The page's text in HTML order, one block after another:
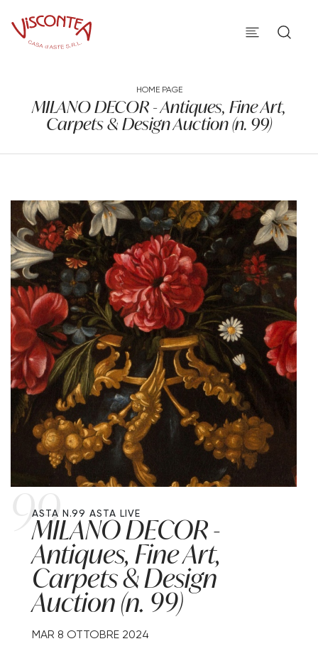
HOME PAGE
MILANO DECOR - Antiques, Fine Art,
Carpets & Design Auction (n. 99)
99
ASTA N.99 ASTA LIVE
MILANO DECOR -
Antiques, Fine Art,
Carpets & Design
Auction (n. 99)
MAR 8 OTTOBRE 2024